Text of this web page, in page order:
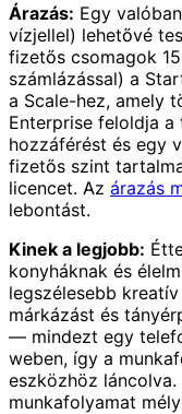
Árazás: Egy
vízjellel) lehetővé
fizetős csomagok
számlázással) a
a Scale-hez, amely
Enterprise feloldja
hozzáférést és egy
fizetős szint
licencet. Az árazás
lebontást.
Kinek a legjobb:
konyháknak és
legszélesebb
márkázást és
— mindezt egy
weben, így a
eszközhöz láncolva.
munkafolyamat